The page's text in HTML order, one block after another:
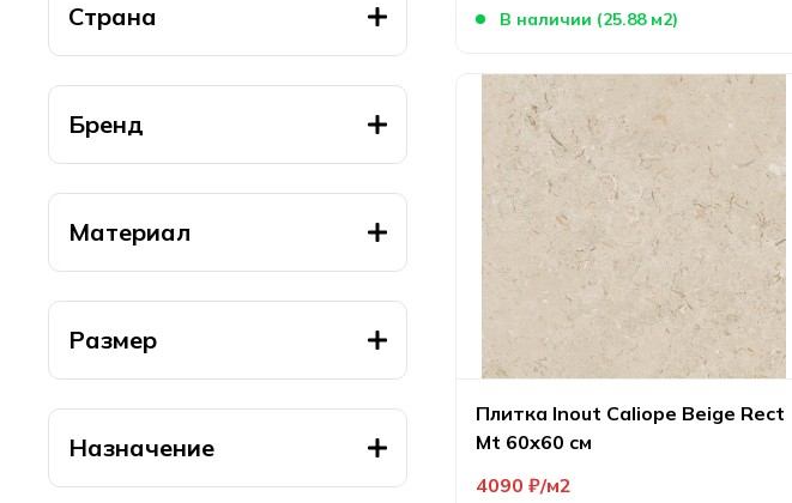
Страна
Бренд
Материал
Размер
Назначение
В наличии (25.88 м2)
Плитка Inout Caliope Beige Rect
Mt 60х60 см
4090 ₽ м2